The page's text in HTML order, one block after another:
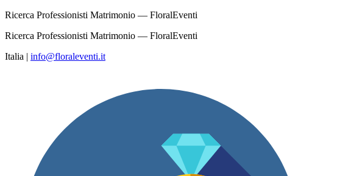
Ricerca Professionisti Matrimonio — FloralEventi
Ricerca Professionisti Matrimonio — FloralEventi
Italia | info@floraleventi.it